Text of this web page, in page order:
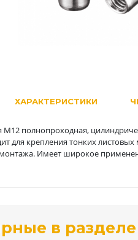
M12 полнопроходная,
для крепления тонких
Имеет широкое
ХАРАКТЕРИСТИКИ
в разделе